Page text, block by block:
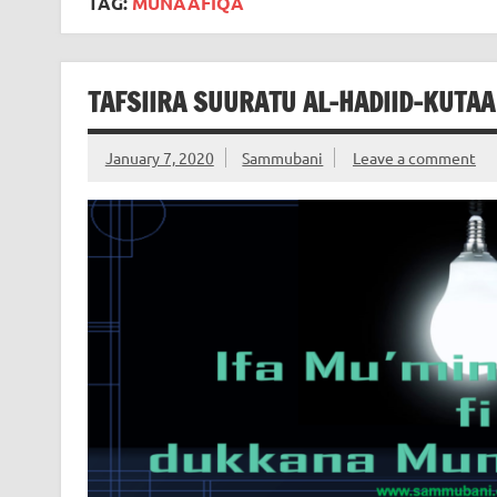
TAFSIIRA SUURATU AL-HADIID-
January 7, 2020 Sammubani Leave a comment